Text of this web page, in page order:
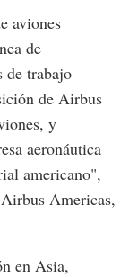
aviones
de
de trabajo
de Airbus
y
aeronáutica
americano",
Americas,
en Asia,